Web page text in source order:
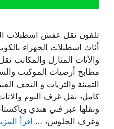
تلفون نقل عفش اسطبلات
أثاث اسطبلات الجهراء
والأثاث المنازل والمكاتب
مطابخ أرضيات الموكيت
الثمينة والثريات و التحف
كامل، نقل غرف النوم
ونقلها عبر فني هندي
وغرف الجلوس، … اقرأ